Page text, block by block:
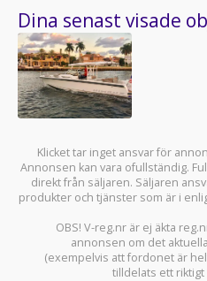
Dina senast visade
Klicket tar inget ansvar för
Annonsen kan vara ofullständig.
direkt från säljaren. Säljaren
produkter och tjänster som är i
OBS! V-reg.nr är ej äkta
annonsen om det
(exempelvis att fordonet är
tilldelats ett